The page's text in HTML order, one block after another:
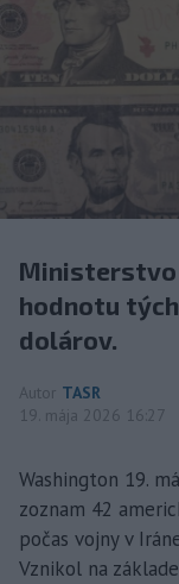
Ministerstvo
hodnotu
dolárov.
Autor TASR
19. mája 2026 16:27
Washington 19.
zoznam 42
počas vojny v
Vznikol na